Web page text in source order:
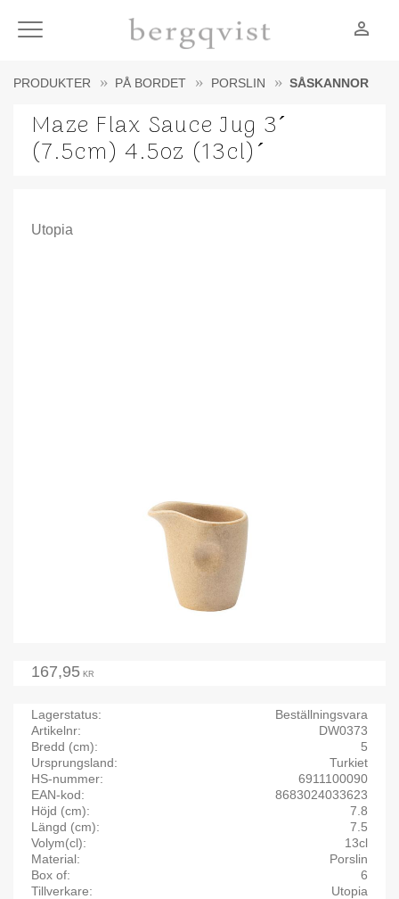
Meny person_outline
PRODUKTER PÅ BORDET PORSLIN SÅSKANNOR
Maze Flax Sauce Jug 3´
(7.5cm) 4.5oz (13cl)´
Utopia
167,95 KR
Lagerstatus
Beställningsvara
Artikelnr
DW0373
Bredd (cm)
5
Ursprungsland
Turkiet
HS-nummer
6911100090
EAN-kod
8683024033623
Höjd (cm)
7.8
Längd (cm)
7.5
Volym(cl)
13cl
Material
Porslin
Box of
6
Tillverkare
Utopia